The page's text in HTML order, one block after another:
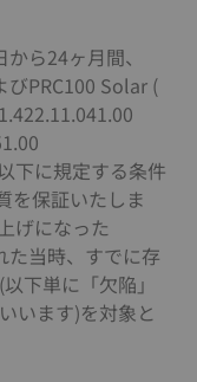
ら24ヶ月間、
びPRC100 Solar (
下に規定する条件
を保証いたしま
げになった
た当時、すでに存
下単に「欠陥」
います)を対象と